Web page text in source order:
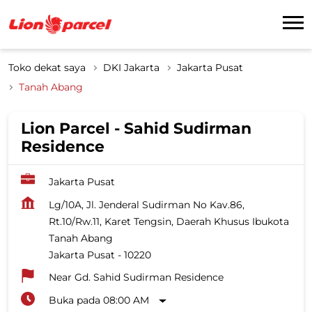
Toko dekat saya DKI Jakarta
Jakarta Pusat
Tanah Abang
Lion Parcel - Sahid Sudirman
Residence
Jakarta Pusat
Lg/10A, Jl. Jenderal Sudirman No Kav.86,
Rt.10/Rw.11, Karet Tengsin, Daerah Khusus Ibukota
Tanah Abang
Jakarta Pusat - 10220
Near Gd. Sahid Sudirman Residence
Buka pada 08:00 AM